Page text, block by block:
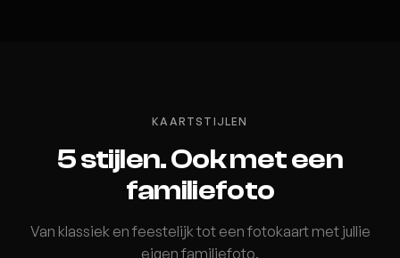
KAARTSTIJLEN
5 stijlen. Ook met een
familiefoto
Van klassiek en feestelijk tot een fotokaart met jullie
eigen familiefoto.